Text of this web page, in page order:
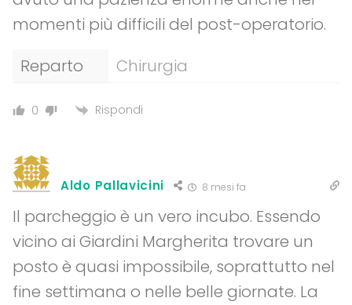
momenti più difficili del post-operatorio.
Reparto
Chirurgia
0 Rispondi
Aldo Pallavicini 8 mesi fa
Il parcheggio è un vero incubo. Essendo
vicino ai Giardini Margherita trovare un
posto è quasi impossibile, soprattutto nel
fine settimana o nelle belle giornate. La